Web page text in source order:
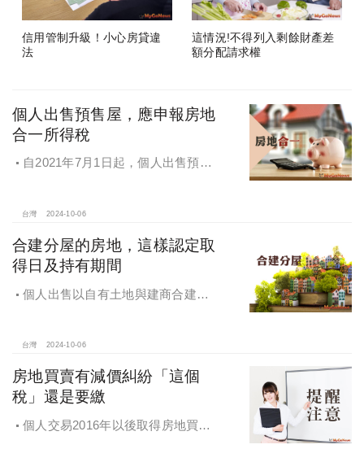
信用管制升級！小心房貸違
法
這情況!不得列入剩餘財產差
額分配請求權
個人出售預售屋，應申報房地
合一所得稅
自2021年7月1日起，個人出售預售
台灣 2024-10-06
合建分屋的房地，這樣認定取
得日及持有期間
個人出售以自有土地與建商合建分
台灣 2024-10-06
房地買賣有減價糾紛「這個
稅」還是要繳
個人交易2016年以後取得房地買賣